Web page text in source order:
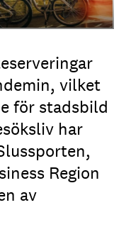
vilket
för stadsbild
har
Region
av